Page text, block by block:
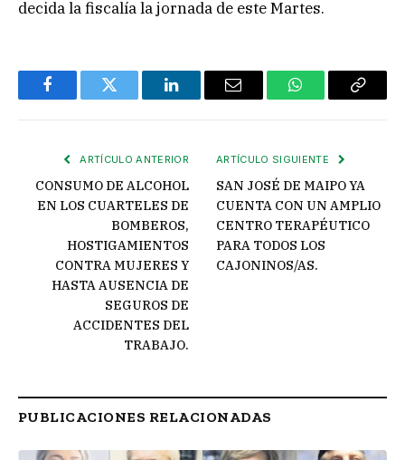
decida la fiscalía la jornada de este Martes.
FacebookTwitter LinkedInEmail WhatsAppCopiar
ARTÍCULO ANTERIOR
CONSUMO DE ALCOHOL
EN LOS CUARTELES DE
BOMBEROS,
HOSTIGAMIENTOS
CONTRA MUJERES Y
HASTA AUSENCIA DE
SEGUROS DE
ACCIDENTES DEL
TRABAJO.
ARTÍCULO SIGUIENTE
SAN JOSÉ DE MAIPO YA
CUENTA CON UN AMPLIO
CENTRO TERAPÉUTICO
PARA TODOS LOS
CAJONINOS/AS.
PUBLICACIONES RELACIONADAS